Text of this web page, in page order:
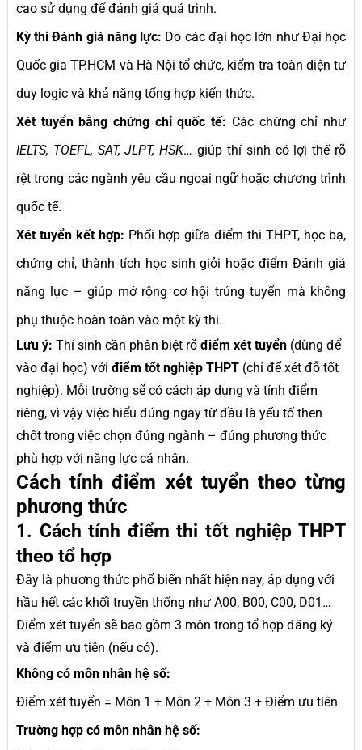
cao sử dụng để đánh giá quá trình.
Kỳ thi Đánh giá năng lực: Do các đại học lớn như Đại học
Quốc gia TP.HCM và Hà Nội tổ chức, kiểm tra toàn diện tư
duy logic và khả năng tổng hợp kiến thức.
Xét tuyển bằng chứng chỉ quốc tế: Các chứng chỉ như
IELTS, TOEFL, SAT, JLPT, HSK… giúp thí sinh có lợi thế rõ
rệt trong các ngành yêu cầu ngoại ngữ hoặc chương trình
quốc tế.
Xét tuyển kết hợp: Phối hợp giữa điểm thi THPT, học bạ,
chứng chỉ, thành tích học sinh giỏi hoặc điểm Đánh giá
năng lực – giúp mở rộng cơ hội trúng tuyển mà không
phụ thuộc hoàn toàn vào một kỳ thi.
Lưu ý: Thí sinh cần phân biệt rõ điểm xét tuyển (dùng để
vào đại học) với điểm tốt nghiệp THPT (chỉ để xét đỗ tốt
nghiệp). Mỗi trường sẽ có cách áp dụng và tính điểm
riêng, vì vậy việc hiểu đúng ngay từ đầu là yếu tố then
chốt trong việc chọn đúng ngành – đúng phương thức
phù hợp với năng lực cá nhân.
Cách tính điểm xét tuyển theo từng
phương thức
1. Cách tính điểm thi tốt nghiệp THPT
theo tổ hợp
Đây là phương thức phổ biến nhất hiện nay, áp dụng với
hầu hết các khối truyền thống như A00, B00, C00, D01…
Điểm xét tuyển sẽ bao gồm 3 môn trong tổ hợp đăng ký
và điểm ưu tiên (nếu có).
Không có môn nhân hệ số:
Điểm xét tuyển = Môn 1 + Môn 2 + Môn 3 + Điểm ưu tiên
Trường hợp có môn nhân hệ số: